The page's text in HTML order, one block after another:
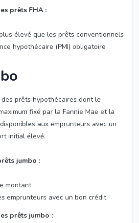
prêts FHA :
élevé que les prêts conventionnels
hypothécaire (PMI) obligatoire
prêts hypothécaires dont le
fixé par la Fannie Mae et la
aux emprunteurs avec un
initial élevé.
jumbo :
montant
emprunteurs avec un bon crédit
prêts jumbo :